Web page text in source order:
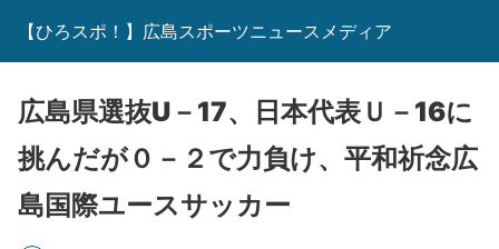
【ひろスポ！】広島スポーツニュースメディア
広島県選抜U－17、日本代表Ｕ－16に
挑んだが０－２で力負け、平和祈念広
島国際ユースサッカー